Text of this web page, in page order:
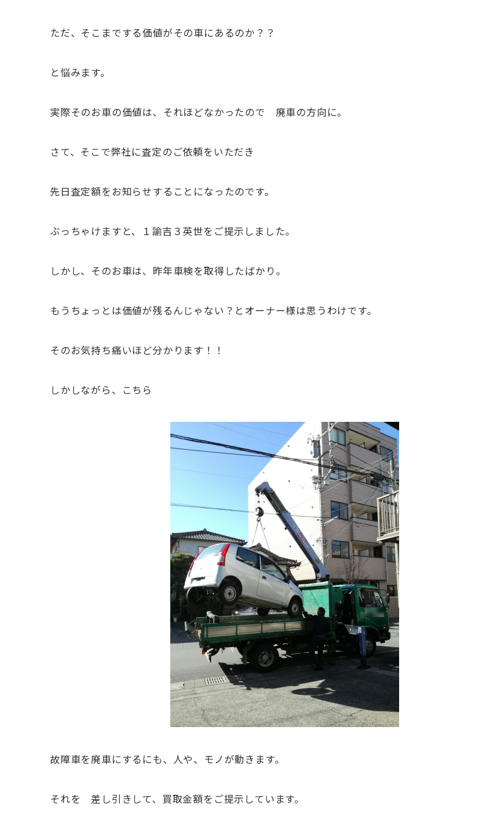
ただ、そこまでする価値がその車にあるのか？？
と悩みます。
実際そのお車の価値は、それほどなかったので 廃車の方向に。
さて、そこで弊社に査定のご依頼をいただき
先日査定額をお知らせすることになったのです。
ぶっちゃけますと、１諭吉３英世をご提示しました。
しかし、そのお車は、昨年車検を取得したばかり。
もうちょっとは価値が残るんじゃない？とオーナー様は思うわけです。
そのお気持ち痛いほど分かります！！
しかしながら、こちら
故障車を廃車にするにも、人や、モノが動きます。
それを 差し引きして、買取金額をご提示しています。